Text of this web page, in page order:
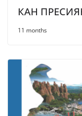
КАН
11 months